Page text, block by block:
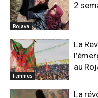
Rojava
2
Femmes
La
au
La